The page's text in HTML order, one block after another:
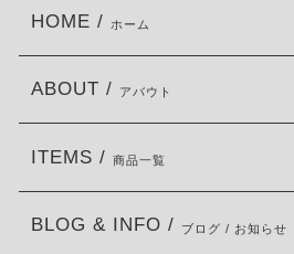
HOME / ホーム
ABOUT / アバウト
ITEMS / 商品一覧
BLOG & INFO / ブログ / お知らせ